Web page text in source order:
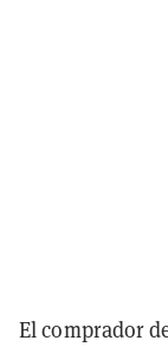
El comprador